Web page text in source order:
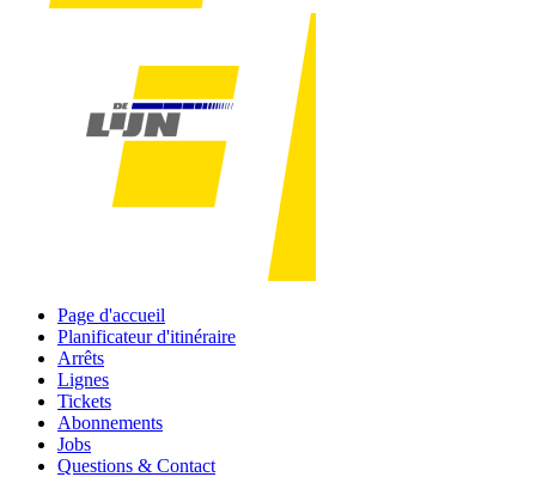
Page d'accueil
Planificateur d'itinéraire
Arrêts
Lignes
Tickets
Abonnements
Jobs
Questions & Contact